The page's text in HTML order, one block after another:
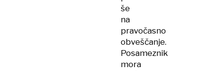
še
na
pravočasno
obveščanje.
Posameznik
mora